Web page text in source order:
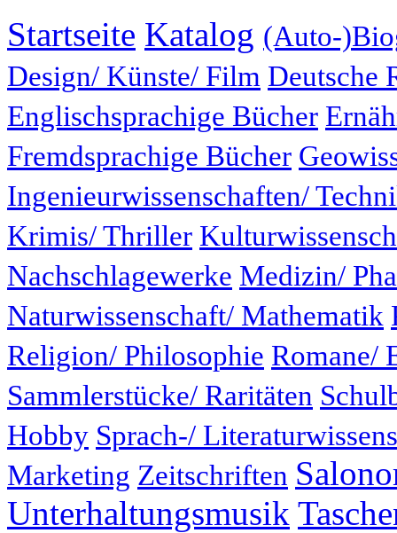
Startseite Katalog (Auto-
Design/ Künste/ Film Deutsche
Englischsprachige Bücher
Fremdsprachige Bücher
Ingenieurwissenschaften/
Krimis/ Thriller
Nachschlagewerke Medizin/
Naturwissenschaft/ Mathematik
Religion/ Philosophie Romane/
Sammlerstücke/ Raritäten
Hobby Sprach-/
Marketing Zeitschriften
Unterhaltungsmusik